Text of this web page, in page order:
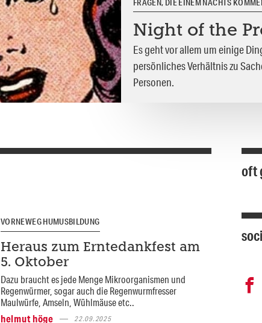
FRAGEN, DIE EINEM NACHTS
Night of the
Es geht vor allem um einige
persönliches Verhältnis zu
Personen.
VORNEWEG HUMUSBILDUNG
Heraus zum Erntedankfest am
5. Oktober
Dazu braucht es jede Menge Mikroorganismen und
Regenwürmer, sogar auch die Regenwurmfresser
Maulwürfe, Amseln, Wühlmäuse etc..
helmut höge
22.09.2025
oft